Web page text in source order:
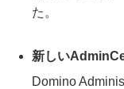
た。
新しい
Domino